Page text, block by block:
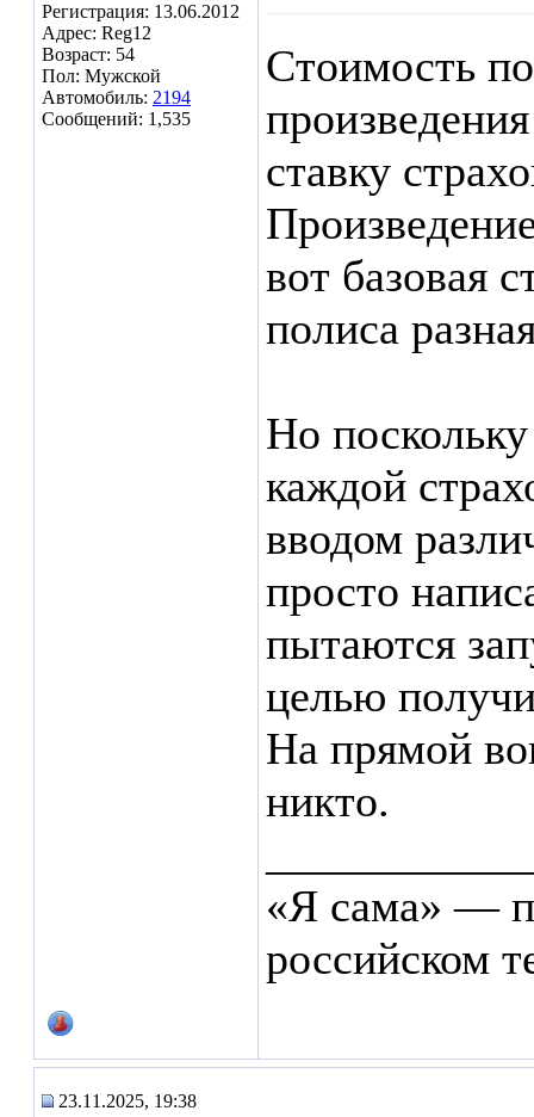
Регистрация: 13.06.2012
Адрес: Reg12
Возраст: 54
Пол: Мужской
Автомобиль: 2194
Сообщений: 1,535
Стоимость
ставку
вот базовая
полиса
Но
каждой
вводом
просто
пытаются
целью
На прямой
никто.
«Я сама» —
российском
23.11.2025, 19:38